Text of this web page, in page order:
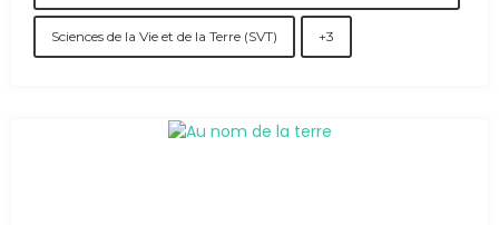
Sciences de la Vie et de la Terre (SVT) +3